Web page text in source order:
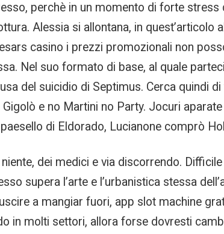
perchè in un momento di forte
Alessia si allontana, in
casino i prezzi promozionali non
Nel suo formato di base, al quale
del suicidio di Septimus. Cerca quindi
e no Martini no Party. Jocuri
di Eldorado, Lucianone comprò
dei medici e via discorrendo.
supera l’arte e l’urbanistica stessa
a mangiar fuori, app slot machine
in molti settori, allora forse dovresti